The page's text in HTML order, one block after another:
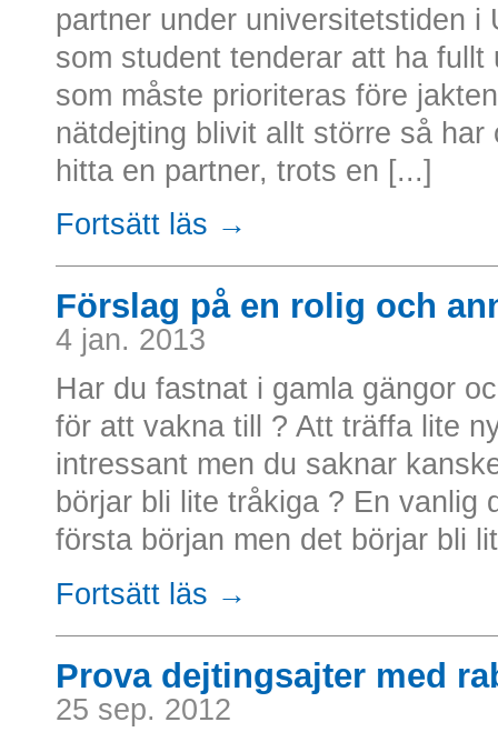
partner under universitetstiden i
som student tenderar att ha
som måste prioriteras före
nätdejting blivit allt större så
hitta en partner, trots en [...]
Fortsätt läs →
Förslag på en rolig och
4 jan. 2013
Har du fastnat i gamla gängor
för att vakna till ? Att träffa lite
intressant men du saknar
börjar bli lite tråkiga ? En vanlig
första början men det börjar bli
Fortsätt läs →
Prova dejtingsajter med
25 sep. 2012